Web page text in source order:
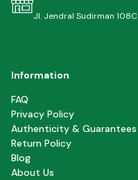
Jl. Jendral Sudirman 108C
Information
FAQ
Privacy Policy
Authenticity & Guarantees
Return Policy
Blog
About Us